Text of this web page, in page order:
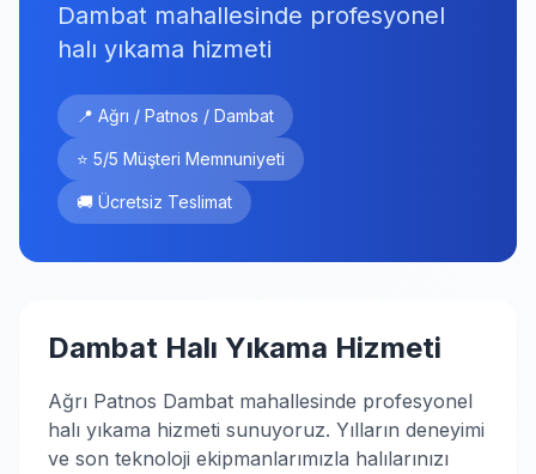
Dambat mahallesinde profesyonel
halı yıkama hizmeti
📍 Ağrı / Patnos / Dambat
⭐ 5/5 Müşteri Memnuniyeti
🚚 Ücretsiz Teslimat
Dambat Halı Yıkama Hizmeti
Ağrı Patnos Dambat mahallesinde profesyonel
halı yıkama hizmeti sunuyoruz. Yılların deneyimi
ve son teknoloji ekipmanlarımızla halılarınızı